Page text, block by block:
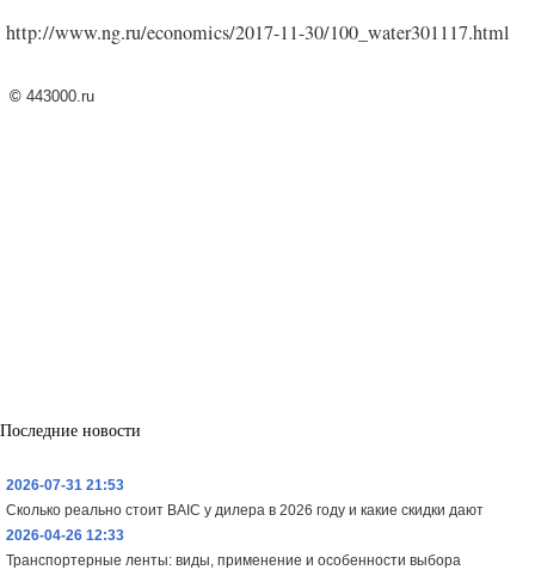
http://www.ng.ru/economics/2017-11-30/100_water301117.html
© 443000.ru
Последние новости
2026-07-31 21:53
Сколько реально стоит BAIC у дилера в 2026 году и какие скидки дают
2026-04-26 12:33
Транспортерные ленты: виды, применение и особенности выбора